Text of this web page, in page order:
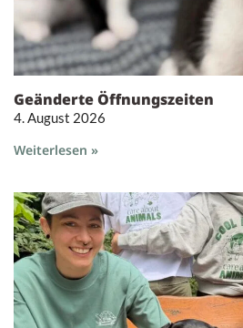
Geänderte Öffnungszeiten
4. August 2026
Weiterlesen »